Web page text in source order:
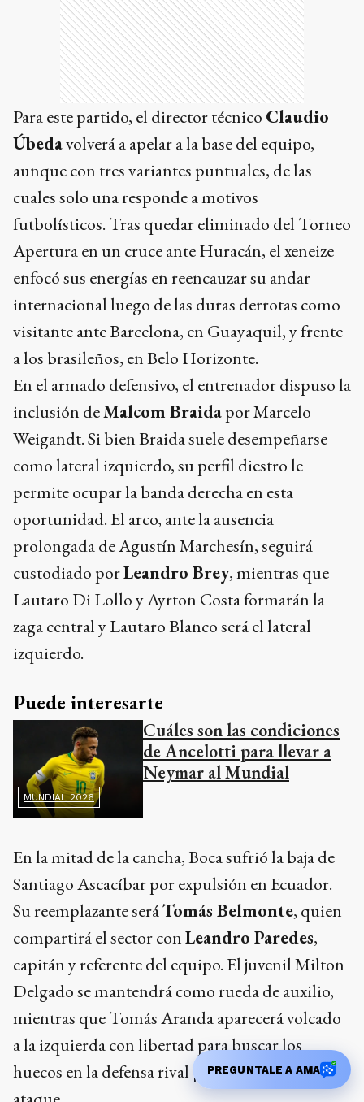
Para este partido, el director técnico Claudio
Úbedavolverá a apelar a la base del equipo,
aunque con tres variantes puntuales, de las
cuales solo una responde a motivos
futbolísticos. Tras quedar eliminado del Torneo
Apertura en un cruce ante Huracán, el xeneize
enfocó sus energías en reencauzar su andar
internacional luego de las duras derrotas como
visitante ante Barcelona, en Guayaquil, y frente
a los brasileños, en Belo Horizonte.
En el armado defensivo, el entrenador dispuso la
inclusión deMalcom Braidapor Marcelo
Weigandt. Si bien Braida suele desempeñarse
como lateral izquierdo, su perfil diestro le
permite ocupar la banda derecha en esta
oportunidad. El arco, ante la ausencia
prolongada de Agustín Marchesín, seguirá
custodiado porLeandro Brey, mientras que
Lautaro Di Lollo y Ayrton Costa formarán la
zaga central y Lautaro Blanco será el lateral
izquierdo.
Puede interesarte
MUNDIAL 2026
Cuáles son las condiciones
de Ancelotti para llevar a
Neymar al Mundial
En la mitad de la cancha, Boca sufrió la baja de
Santiago Ascacíbar por expulsión en Ecuador.
Su reemplazante seráTomás Belmonte, quien
compartirá el sector conLeandro Paredes,
capitán y referente del equipo. El juvenil Milton
Delgado se mantendrá como rueda de auxilio,
mientras que Tomás Aranda aparecerá volcado
a la izquierda con libertad para buscar los
huecos en la defensa rival por todo el frente de
PREGUNTALE A AMA